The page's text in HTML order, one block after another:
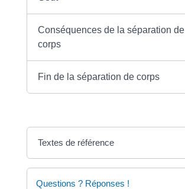
Conséquences de la séparation de
corps
Fin de la séparation de corps
Textes de référence
Questions ? Réponses !